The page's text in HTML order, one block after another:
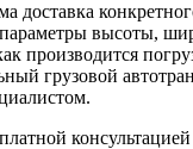
доставка
параметры высоты,
производится
грузовой